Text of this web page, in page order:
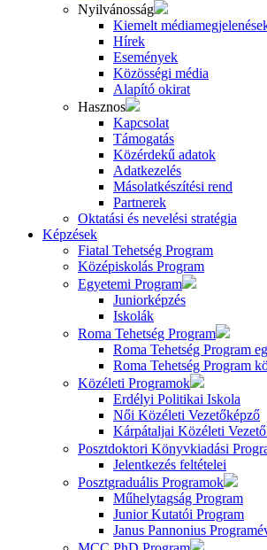
Nyilvánosság
Kiemelt
Hírek
Események
Közösségi média
Alapító okirat
Hasznos
Kapcsolat
Támogatás
Közérdekű adatok
Adatkezelés
Másolatkészítési rend
Partnerek
Oktatási és nevelési stratégia
Képzések
Fiatal Tehetség Program
Középiskolás Program
Egyetemi Program
Juniorképzés
Iskolák
Roma Tehetség Program
Roma Tehetség Program
Roma Tehetség Program
Közéleti Programok
Erdélyi Politikai Iskola
Női Közéleti Vezetőképző
Kárpátaljai Közéleti
Posztdoktori Könyvkiadási
Jelentkezés feltételei
Posztgraduális Programok
Műhelytagság Program
Junior Kutatói Program
Janus Pannonius